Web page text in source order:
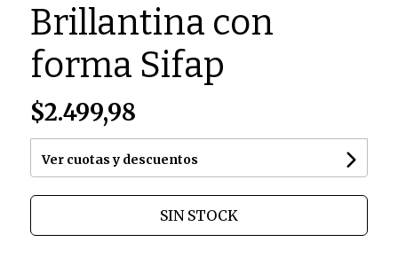
Brillantina con
forma Sifap
$2.499,98
Ver cuotas y descuentos
SIN STOCK